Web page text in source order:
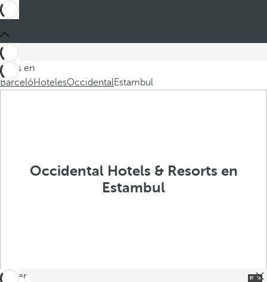
Estás en
BarcelóHotelesOccidentalEstambul
Occidental Hotels & Resorts en
Estambul
volver